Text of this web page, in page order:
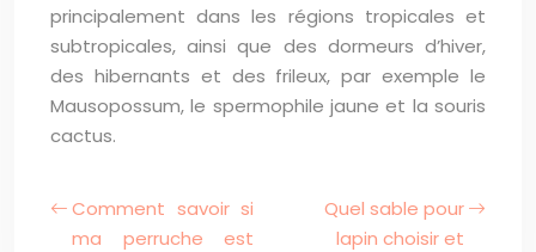
principalement dans les régions tropicales et
subtropicales, ainsi que des dormeurs d’hiver,
des hibernants et des frileux, par exemple le
Mausopossum, le spermophile jaune et la souris
cactus.
Comment savoir si
ma perruche est
Quel sable pour
lapin choisir et